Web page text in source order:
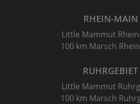
RHEIN-MAIN
Little Mammut
100 km Marsch
RUHRGEBIET
Little Mammut
100 km Marsch